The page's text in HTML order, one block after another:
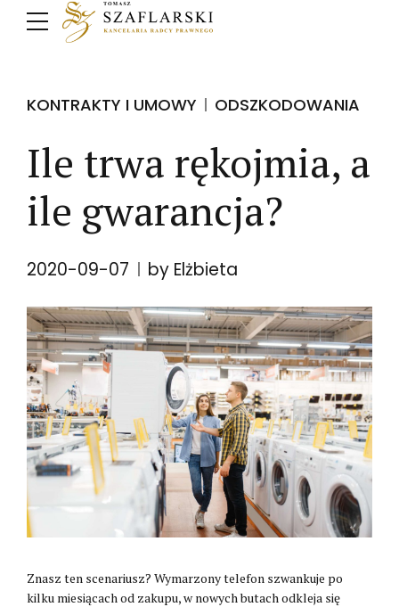
KONTRAKTY I UMOWY ODSZKODOWANIA
Ile trwa rękojmia, a
ile gwarancja?
2020-09-07 by Elżbieta
Znasz ten scenariusz? Wymarzony telefon szwankuje po
kilku miesiącach od zakupu, w nowych butach odkleja się